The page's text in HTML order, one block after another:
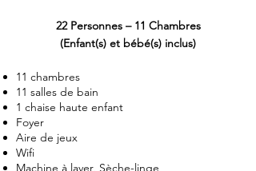
22 Personnes – 11 Chambres
(Enfant(s) et bébé(s) inclus)
11 chambres
11 salles de bain
1 chaise haute enfant
Foyer
Aire de jeux
Wifi
Machine à laver, Sèche-linge